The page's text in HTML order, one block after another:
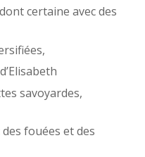
certaine avec des
savoyardes,
fouées et des